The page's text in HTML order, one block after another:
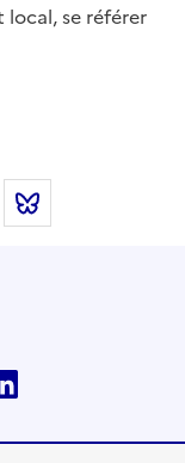
se référer
Twitter